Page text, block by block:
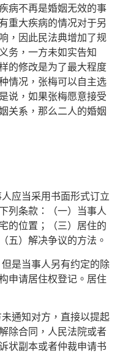
病不再是婚姻无效的事
重大疾病的情况对于另
，因此民法典增加了规
务，一方未如实告知
的修改是为了最大程度
情况，张梅可以自主选
说，如果张梅愿意接受
关系，那么二人的婚姻
应当采用书面形式订立
列条款：（一）当事人
的位置；（三）居住的
五）解决争议的方法。
是当事人另有约定的除
申请居住权登记。居住
通知对方，直接以提起
除合同，人民法院或者
状副本或者仲裁申请书